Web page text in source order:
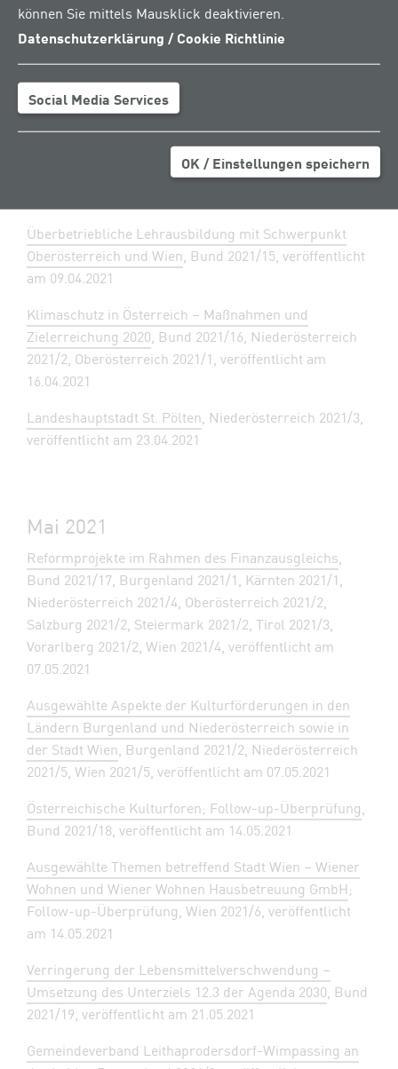
können Sie mittels Mausklick deaktivieren.
Datenschutzerklärung / Cookie Richtlinie
Social Media Services
OK / Einstellungen speichern
Verwaltungssponsoring und Schenkungen in
ausgewählten Bundesministerien, Bund 2021/13,
April 2021
Management von Forschungsinfrastruktur, Bund
Überbetriebliche Lehrausbildung mit Schwerpunkt
Oberösterreich und Wien, Bund 2021/15, veröffentlicht
am 09.04.2021
Klimaschutz in Österreich – Maßnahmen und
Zielerreichung 2020, Bund 2021/16, Niederösterreich
2021/2, Oberösterreich 2021/1, veröffentlicht am
16.04.2021
Landeshauptstadt St. Pölten, Niederösterreich 2021/3,
veröffentlicht am 23.04.2021
Mai 2021
Reformprojekte im Rahmen des Finanzausgleichs,
Bund 2021/17, Burgenland 2021/1, Kärnten 2021/1,
Niederösterreich 2021/4, Oberösterreich 2021/2,
Salzburg 2021/2, Steiermark 2021/2, Tirol 2021/3,
Vorarlberg 2021/2, Wien 2021/4, veröffentlicht am
07.05.2021
Ausgewählte Aspekte der Kulturförderungen in den
Ländern Burgenland und Niederösterreich sowie in
der Stadt Wien, Burgenland 2021/2, Niederösterreich
2021/5, Wien 2021/5, veröffentlicht am 07.05.2021
Österreichische Kulturforen; Follow-up-Überprüfung,
Bund 2021/18, veröffentlicht am 14.05.2021
Ausgewählte Themen betreffend Stadt Wien – Wiener
Wohnen und Wiener Wohnen Hausbetreuung GmbH;
Follow-up-Überprüfung, Wien 2021/6, veröffentlicht
am 14.05.2021
Verringerung der Lebensmittelverschwendung –
Umsetzung des Unterziels 12.3 der Agenda 2030, Bund
2021/19, veröffentlicht am 21.05.2021
Gemeindeverband Leithaprodersdorf-Wimpassing an